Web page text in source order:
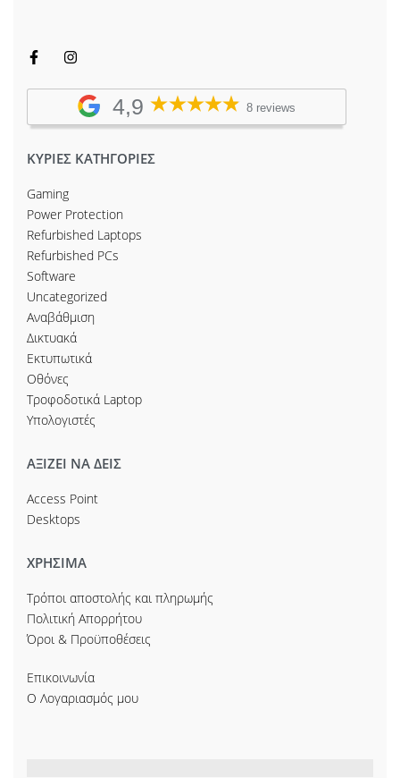
4,9 8 reviews
ΚΥΡΙΕΣ ΚΑΤΗΓΟΡΙΕΣ
Gaming
Power Protection
Refurbished Laptops
Refurbished PCs
Software
Uncategorized
Αναβάθμιση
Δικτυακά
Εκτυπωτικά
Οθόνες
Τροφοδοτικά Laptop
Υπολογιστές
ΑΞΙΖΕΙ ΝΑ ΔΕΙΣ
Access Point
Desktops
ΧΡΗΣΙΜΑ
Τρόποι αποστολής και πληρωμής
Πολιτική Απορρήτου
Όροι & Προϋποθέσεις
Επικοινωνία
Ο Λογαριασμός μου